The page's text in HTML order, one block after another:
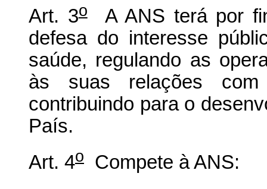
Art. 3oA ANS terá por
defesa do interesse
saúde, regulando as
às suas relações com
contribuindo para o
País.
Art. 4o Compete à ANS: